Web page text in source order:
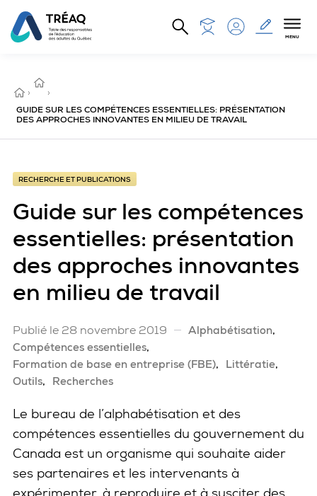
Aller au contenu principal
MENU
ACCUEIL
›
ET
PUBLICATIONS
›
GUIDE SUR LES COMPÉTENCES ESSENTIELLES: PRÉSENTATION
DES APPROCHES INNOVANTES EN MILIEU DE TRAVAIL
RECHERCHE ET PUBLICATIONS
Guide sur les compétences
essentielles: présentation
des approches innovantes
en milieu de travail
Publié le 28 novembre 2019
Alphabétisation
Compétences essentielles
Formation de base en entreprise (FBE)
Littératie
Outils
Recherches
Le bureau de l’alphabétisation et des
compétences essentielles du gouvernement du
Canada est un organisme qui souhaite aider
ses partenaires et les intervenants à
expérimenter, à reproduire et à susciter des